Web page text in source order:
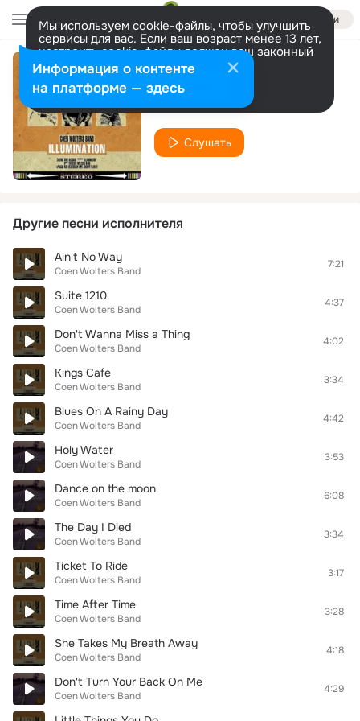
Войти
Мы используем cookie-файлы, чтобы улучшить
сервисы для вас. Если ваш возраст менее 13 лет,
настроить cookie-файлы должен ваш законный
представитель. Больше информации
Разрешить все Настроить
Ride The Katy
Coen Wolters Band
Слушать
Другие песни исполнителя
Ain't No Way
Coen Wolters Band
7:21
Suite 1210
Coen Wolters Band
4:37
Don't Wanna Miss a Thing
Coen Wolters Band
4:02
Kings Cafe
Coen Wolters Band
3:34
Blues On A Rainy Day
Coen Wolters Band
4:42
Holy Water
Coen Wolters Band
3:53
Dance on the moon
Coen Wolters Band
6:08
The Day I Died
Coen Wolters Band
3:34
Ticket To Ride
Coen Wolters Band
3:17
Time After Time
Coen Wolters Band
3:28
She Takes My Breath Away
Coen Wolters Band
4:18
Don't Turn Your Back On Me
Coen Wolters Band
4:29
Информация о контенте
на платформе — здесь